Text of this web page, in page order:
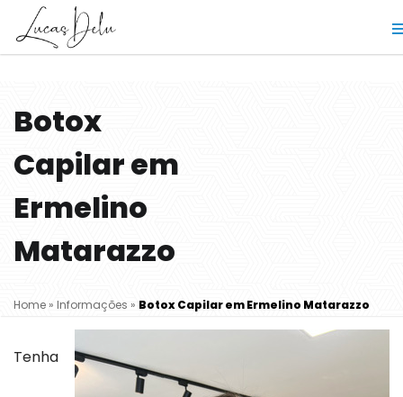
Botox
Capilar em
Ermelino
Matarazzo
Home » Informações » Botox Capilar em Ermelino Matarazzo
Tenha